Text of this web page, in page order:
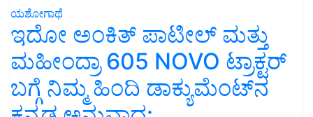
ಯಶೋಗಾಥೆ
ಇದೋ ಅಂಕಿತ್ ಪಾಟೀಲ್ ಮತ್ತು
ಮಹೀಂದ್ರಾ 605 NOVO ಟ್ರಾಕ್ಟರ್
ಬಗ್ಗೆ ನಿಮ್ಮ ಹಿಂದಿ ಡಾಕ್ಯುಮೆಂಟ್‌ನ